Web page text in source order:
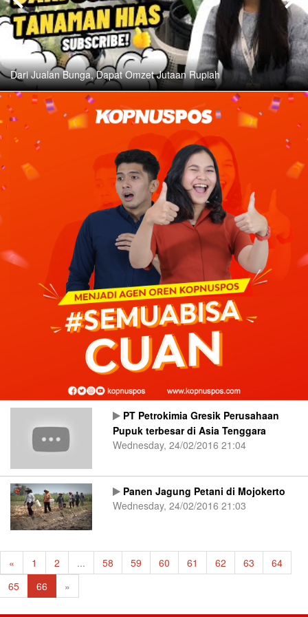
Dari Jualan Bunga, Dapat Omzet Jutaan Rupiah
PT Petrokimia Gresik Perusahaan
Pupuk terbesar di Asia Tenggara
Wednesday, 24/02/2016 21:04
Panen Jagung Petani di Mojokerto
Wednesday, 24/02/2016 21:03
« 1 2 ... 58 59 60 61 62 63
64
65
66 »